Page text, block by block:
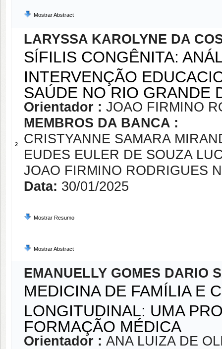
Mostrar Abstract
2
LARYSSA KAROLYNE DA
SÍFILIS CONGÊNITA:
INTERVENÇÃO
SAÚDE NO RIO GRANDE
Orientador : JOAO FIRMINO
MEMBROS DA BANCA :
CRISTYANNE SAMARA
EUDES EULER DE SOUZA
JOAO FIRMINO RODRIGUES
Data: 30/01/2025
Mostrar Resumo
Mostrar Abstract
EMANUELLY GOMES DARIO
MEDICINA DE FAMÍLIA E
LONGITUDINAL: UMA
FORMAÇÃO MÉDICA
Orientador : ANA LUIZA DE